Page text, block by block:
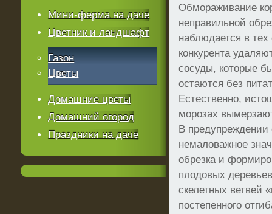
Обмораживание
неправильной
наблюдается в тех
конкурента
сосуды, которые
остаются без
Естественно,
морозах
В
немаловажное
обрезка и
плодовых
скелетных ветвей
постепенного
Мини-ферма на даче
Цветник и ландшафт
Газон
Цветы
Домашние цветы
Домашний огород
Праздники на даче